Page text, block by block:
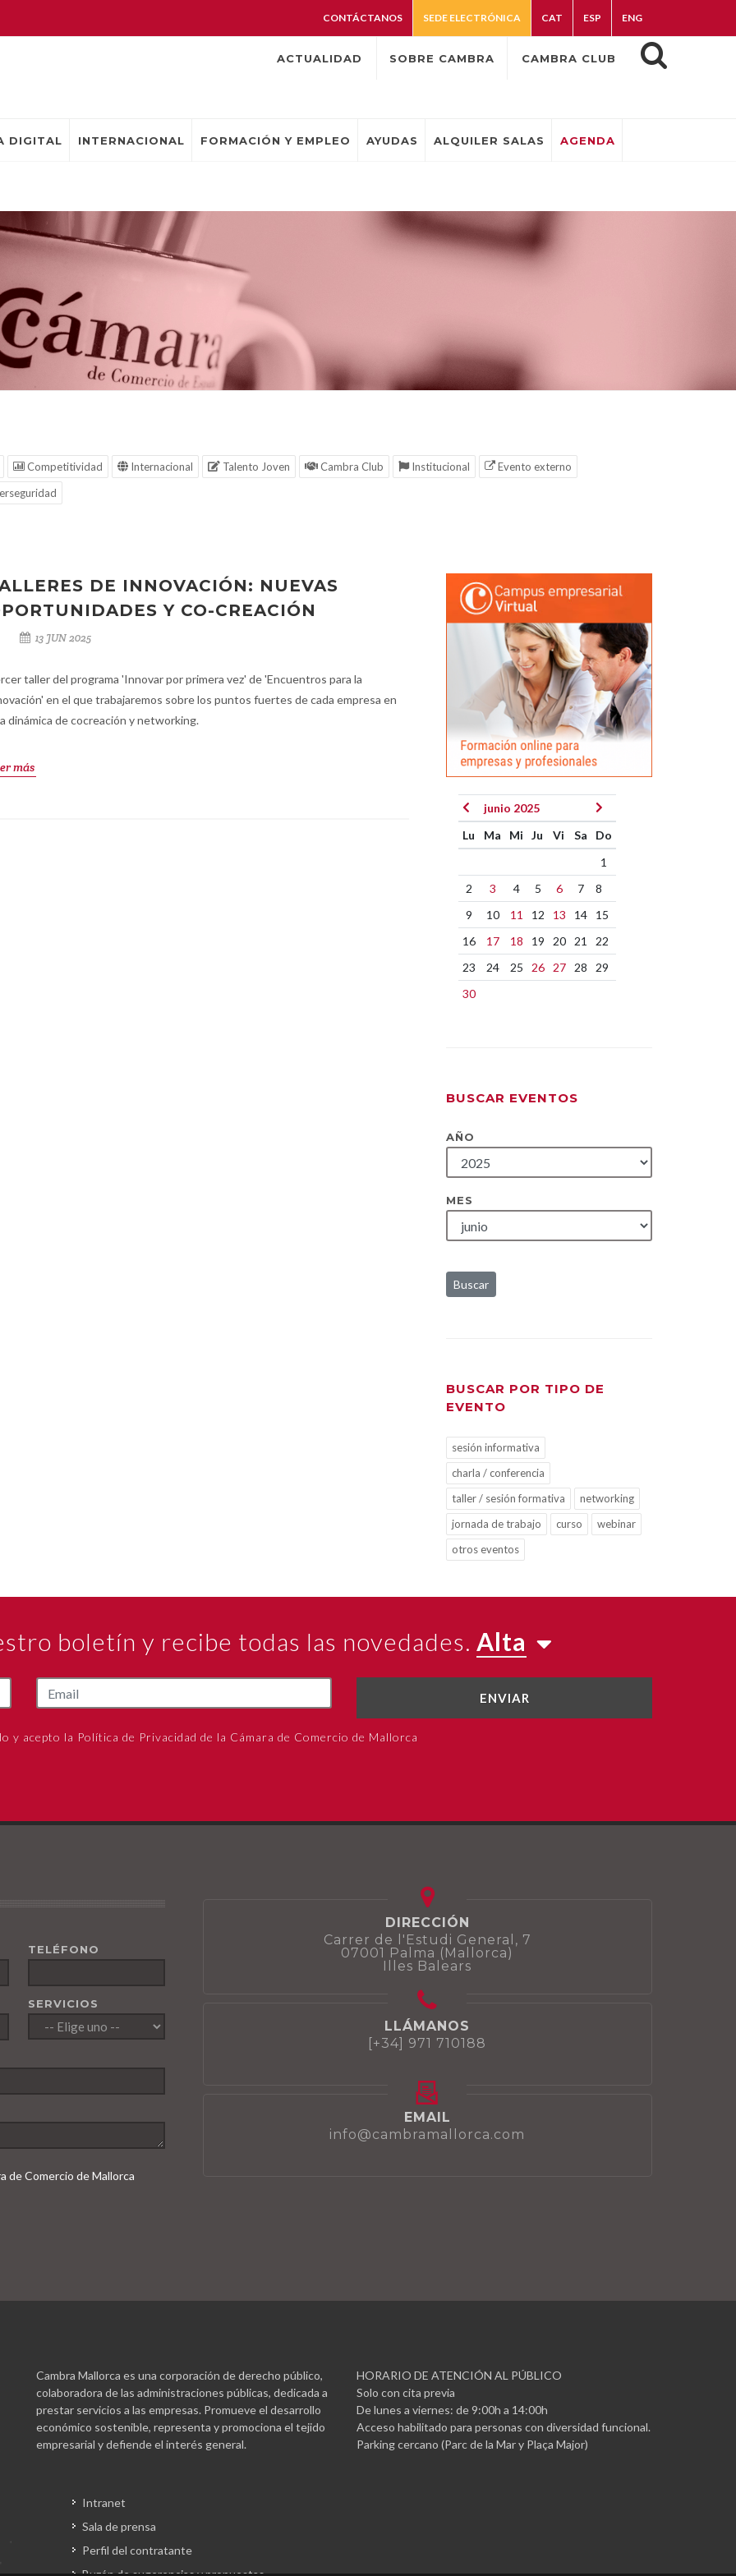
CONTÁCTANOS SEDE ELECTRÓNICA CAT ESP ENG
ACTUALIDAD SOBRE CAMBRA CAMBRA CLUB
DIGITAL INTERNACIONAL FORMACIÓN Y EMPLEO AYUDAS ALQUILER SALAS AGENDA
Competitividad Internacional Talento Joven Cambra Club Institucional
Evento externo
DE INNOVACIÓN: NUEVAS
Y CO-CREACIÓN
13 JUN 2025
taller del programa 'Innovar por primera vez' de 'Encuentros para la
en el que trabajaremos sobre los puntos fuertes de cada empresa en
dinámica de cocreación y networking.
más
junio 2025
Lu
Ma Mi Ju Vi Sa
Do
1
2
3 4 5 6 7
8
9
10 11 12 13 14
15
16
17 18 19 20 21
22
23
24 25 26 27 28
29
30
BUSCAR EVENTOS
AÑO
MES
Buscar
BUSCAR POR TIPO DE
EVENTO
sesión informativa
charla / conferencia
taller / sesión formativa
networking
jornada de trabajo
curso
webinar
otros eventos
boletín y recibe todas las novedades. Alta
ENVIAR
y acepto la Política de Privacidad de la Cámara de Comercio de Mallorca
TELÉFONO
SERVICIOS
de Comercio de Mallorca
DIRECCIÓN
Carrer de l'Estudi General, 7
07001 Palma (Mallorca)
Illes Balears
LLÁMANOS
[+34] 971 710188
EMAIL
info@cambramallorca.com
Cambra Mallorca es una corporación de derecho público,
colaboradora de las administraciones públicas, dedicada a
prestar servicios a las empresas. Promueve el desarrollo
económico sostenible, representa y promociona el tejido
empresarial y defiende el interés general.
Intranet
Sala de prensa
Perfil del contratante
HORARIO DE ATENCIÓN AL PÚBLICO
Solo con cita previa
De lunes a viernes: de 9:00h a 14:00h
Acceso habilitado para personas con diversidad funcional.
Parking cercano (Parc de la Mar y Plaça Major)